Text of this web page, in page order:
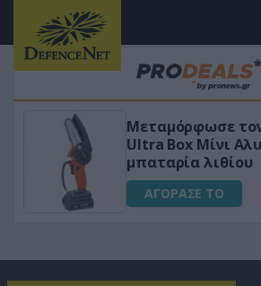
τον κήπο σου με το
Box Μίνι Αλυσοπρίονο με
λιθίου
ΑΓΟΡΑΣΕ ΤΟ